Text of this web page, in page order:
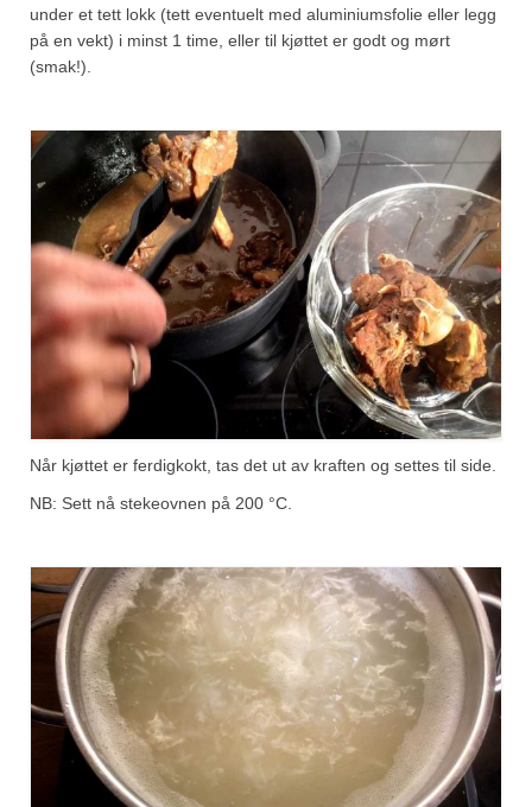
under et tett lokk (tett eventuelt med aluminiumsfolie eller legg
på en vekt) i minst 1 time, eller til kjøttet er godt og mørt
(smak!).
Når kjøttet er ferdigkokt, tas det ut av kraften og settes til side.
NB: Sett nå stekeovnen på 200 °C.